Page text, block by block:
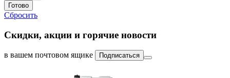
Готово
Сбросить
Скидки, акции и горячие новости
в вашем почтовом ящике Подписаться